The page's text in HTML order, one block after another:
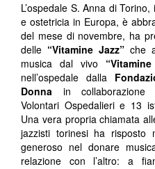
L’ospedale S. Anna di
e ostetricia in Europa, è
del mese di novembre, ha
delle “Vitamine Jazz” che
musica dal vivo
nell’ospedale dalla
Donna in collaborazione
Volontari Ospedalieri e 13
Una vera propria chiamata
jazzisti torinesi ha risposto
generoso nel donare
relazione con l’altro: a